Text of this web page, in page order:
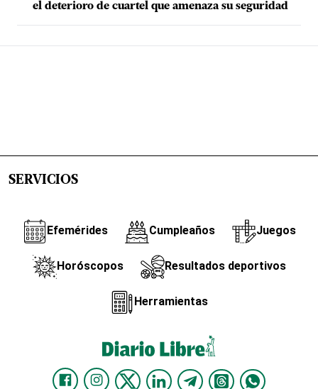
el deterioro de cuartel que amenaza su seguridad
SERVICIOS
Efemérides Cumpleaños Juegos
Horóscopos Resultados deportivos
Herramientas